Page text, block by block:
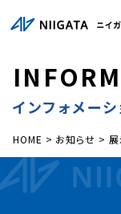
IN FORM
インフォメーシ
HOME > お知らせ >